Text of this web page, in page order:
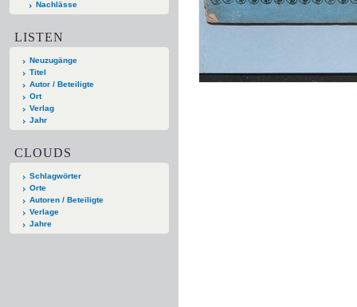
Nachlässe
LISTEN
Neuzugänge
Titel
Autor / Beteiligte
Ort
Verlag
Jahr
CLOUDS
Schlagwörter
Orte
Autoren / Beteiligte
Verlage
Jahre